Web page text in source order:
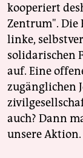
kooperiert
Zentrum". Die
linke,
solidarischen
auf. Eine
zugänglichen
auch? Dann
unsere Aktion.